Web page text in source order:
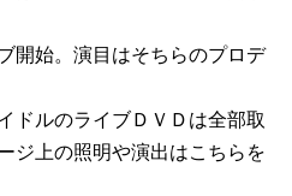
開始。演目はそちらのプロデ
ドルのライブＤＶＤは全部取
ジ上の照明や演出はこちらを